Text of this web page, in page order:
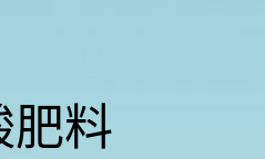
肥料